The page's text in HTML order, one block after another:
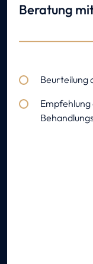
Beratung
Beurteilung